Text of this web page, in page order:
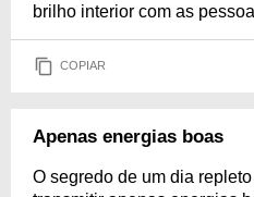
brilho interior com as
COPIAR
Apenas energias boas
O segredo de um dia